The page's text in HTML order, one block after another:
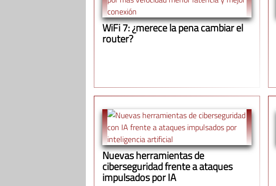
WiFi 7: ¿merece la pena cambiar el
router?
Nuevas herramientas de
ciberseguridad frente a ataques
impulsados por IA